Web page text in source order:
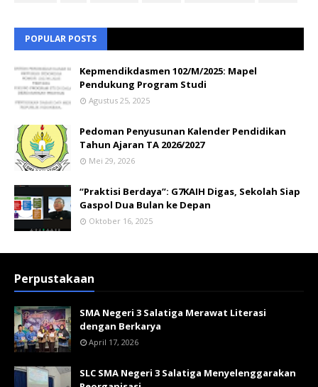
POPULAR POSTS
Kepmendikdasmen 102/M/2025: Mapel
Pendukung Program Studi
Agustus 25, 2025
Pedoman Penyusunan Kalender Pendidikan
Tahun Ajaran TA 2026/2027
Mei 29, 2026
“Praktisi Berdaya”: G7KAIH Digas, Sekolah Siap
Gaspol Dua Bulan ke Depan
Oktober 16, 2025
Perpustakaan
SMA Negeri 3 Salatiga Merawat Literasi
dengan Berkarya
April 17, 2026
SLC SMA Negeri 3 Salatiga Menyelenggarakan